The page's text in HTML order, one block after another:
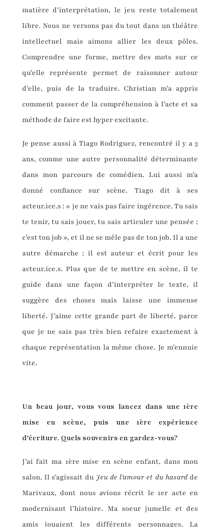
matière d’interprétation, le jeu reste totalement
libre. Nous ne versons pas du tout dans un théâtre
intellectuel mais aimons allier les deux pôles.
Comprendre une forme, mettre des mots sur ce
qu’elle représente permet de raisonner autour
d’elle, puis de la traduire. Christian m’a appris
comment passer de la compréhension à l’acte et sa
méthode de faire est hyper excitante.
Je pense aussi à Tiago Rodriguez, rencontré il y a 3
ans, comme une autre personnalité déterminante
dans mon parcours de comédien. Lui aussi m’a
donné confiance sur scène. Tiago dit à ses
acteur.ice.s : « je ne vais pas faire ingérence. Tu sais
te tenir, tu sais jouer, tu sais articuler une pensée ;
c’est ton job », et il ne se mêle pas de ton job. Il a une
autre démarche ; il est auteur et écrit pour les
acteur.ice.s. Plus que de te mettre en scène, il te
guide dans une façon d’interpréter le texte, il
suggère des choses mais laisse une immense
liberté. J’aime cette grande part de liberté, parce
que je ne sais pas très bien refaire exactement à
chaque représentation la même chose. Je m’ennuie
vite.
Un beau jour, vous vous lancez dans une1ère
mise en scène, puis une 1ère expérience
d’écriture. Quels souvenirs en gardez-vous?
J’ai fait ma 1ère mise en scène enfant, dans mon
salon. Il s’agissait du Jeu de l’amour et du hasard de
Marivaux, dont nous avions récrit le 1er acte en
modernisant l’histoire. Ma soeur jumelle et des
amis jouaient les différents personnages. La